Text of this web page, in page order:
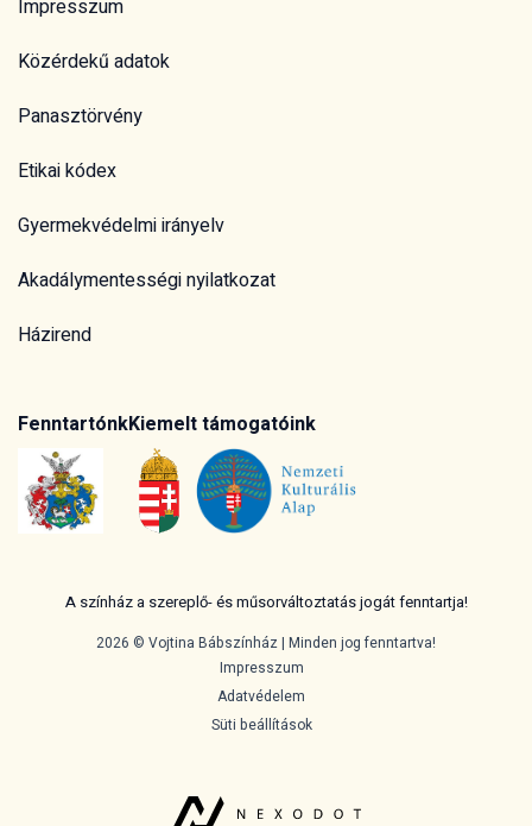
Impresszum
Közérdekű adatok
Panasztörvény
Etikai kódex
Gyermekvédelmi irányelv
Akadálymentességi nyilatkozat
Házirend
FenntartónkKiemelt támogatóink
A színház a szereplő- és műsorváltoztatás jogát fenntartja!
2026 © Vojtina Bábszínház | Minden jog fenntartva!
Impresszum
Adatvédelem
Süti beállítások